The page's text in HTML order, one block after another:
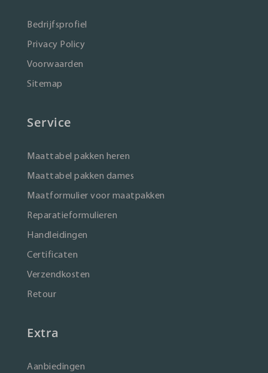
Bedrijfsprofiel
Privacy Policy
Voorwaarden
Sitemap
Service
Maattabel pakken heren
Maattabel pakken dames
Maatformulier voor maatpakken
Reparatieformulieren
Handleidingen
Certificaten
Verzendkosten
Retour
Extra
Aanbiedingen